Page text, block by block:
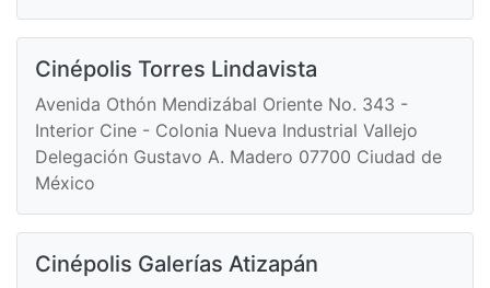
Cinépolis Torres Lindavista
Avenida Othón Mendizábal Oriente No. 343 -
Interior Cine - Colonia Nueva Industrial Vallejo
Delegación Gustavo A. Madero 07700 Ciudad de
México
Cinépolis Galerías Atizapán